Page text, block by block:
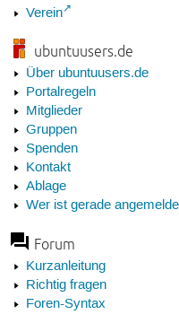
Verein
ubuntuusers.de
Über ubuntuusers.de
Portalregeln
Mitglieder
Gruppen
Spenden
Kontakt
Ablage
Wer ist gerade
Forum
Kurzanleitung
Richtig fragen
Foren-Syntax